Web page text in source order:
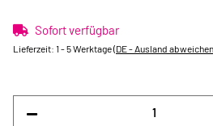
Sofort verfügbar
Lieferzeit: 1 - 5 Werktage(DE - Ausland